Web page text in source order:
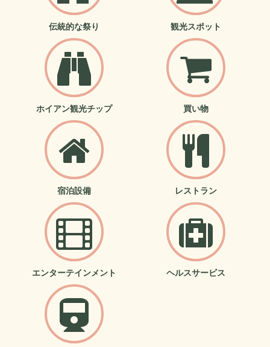
伝統的な祭り 観光スポット
ホイアン観光チップ 買い物
宿泊設備 レストラン
エンターテインメント ヘルスサービス